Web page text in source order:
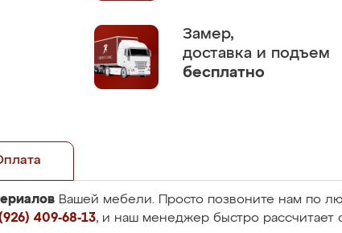
Замер,
доставка и подъем
бесплатно
Вашей мебели. Просто позвоните нам по
409-68-13, и наш менеджер быстро рассчитает